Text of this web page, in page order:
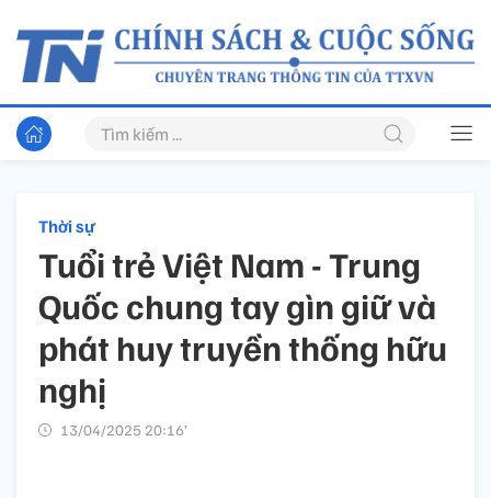
Thời sự
Tuổi trẻ Việt Nam - Trung
Quốc chung tay gìn giữ và
phát huy truyền thống hữu
nghị
13/04/2025 20:16’